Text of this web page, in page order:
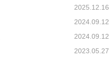
2025.12.16
2024.09.12
2024.09.12
2023.05.27